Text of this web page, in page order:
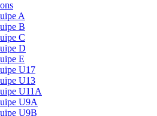
A
B
C
D
E
U17
U13
U11A
U9A
U9B